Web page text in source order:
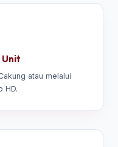
Unit
atau melalui
HD.